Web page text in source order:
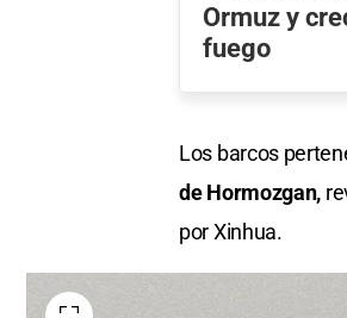
Ormuz y
fuego
Los barcos
de Hormozgan,
por Xinhua.